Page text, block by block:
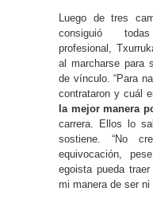
Luego de tres
consiguió
profesional,
al marcharse para
de vínculo. “Para
contrataron y cuál
la mejor manera
carrera. Ellos lo
sostiene. “No
equivocación,
egoista pueda
mi manera de ser ni